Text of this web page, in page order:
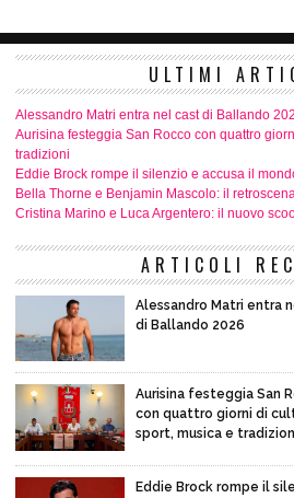
ULTIMI
Alessandro Matri entra nel cast di Ballando
Aurisina festeggia San Rocco con quattro
tradizioni
Eddie Brock rompe il silenzio e accusa il
Bella Thorne e Benjamin Mascolo: il
Cristina Marino e Luca Argentero: il nuovo
ARTICOLI
Alessandro Matri entra
di Ballando 2026
Aurisina festeggia San
con quattro giorni di
sport, musica e
Eddie Brock rompe il